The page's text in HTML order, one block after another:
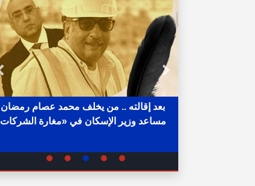
بعد إقالته .. من يخلف محمد عصام رمضان
مساعد وزير الإسكان في «مغارة الشركات